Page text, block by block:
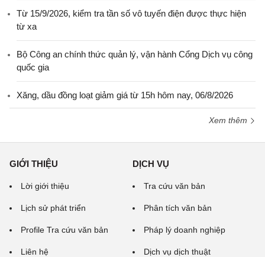
Từ 15/9/2026, kiểm tra tần số vô tuyến điện được thực hiện
từ xa
Bộ Công an chính thức quản lý, vận hành Cổng Dịch vụ công
quốc gia
Xăng, dầu đồng loạt giảm giá từ 15h hôm nay, 06/8/2026
Xem thêm
GIỚI THIỆU
Lời giới thiệu
Lịch sử phát triển
Profile Tra cứu văn bản
Liên hệ
DỊCH VỤ
Tra cứu văn bản
Phân tích văn bản
Pháp lý doanh nghiệp
Dịch vụ dịch thuật